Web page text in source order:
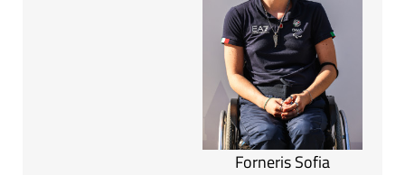
Forneris Sofia